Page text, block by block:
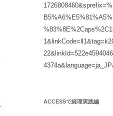
ACCESSで経理実践編